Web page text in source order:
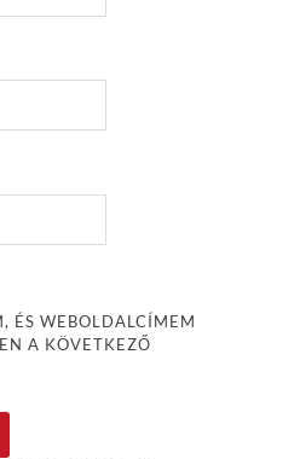
ÉS WEBOLDALCÍMEM
A KÖVETKEZŐ